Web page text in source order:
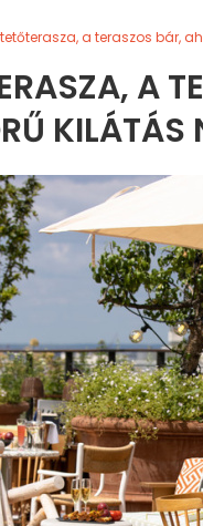
tetőterasza, a teraszos bár,
A
KILÁTÁS